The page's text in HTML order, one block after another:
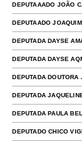
DEPUTAAADO JOÃO
DEPUTAADO
DEPUTADA DAYSE
DEPUTADA DAYSE
DEPUTADA DOUTORA
DEPUTADA
DEPUTADA PAULA
DEPUTADO CHICO